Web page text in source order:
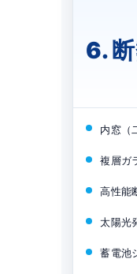
6.
内窓（
複層ガ
高性能
太陽光
蓄電池